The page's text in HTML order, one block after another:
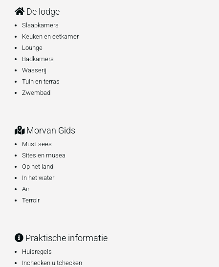
De lodge
Slaapkamers
Keuken en eetkamer
Lounge
Badkamers
Wasserij
Tuin en terras
Zwembad
Morvan Gids
Must-sees
Sites en musea
Op het land
In het water
Air
Terroir
Praktische informatie
Huisregels
Inchecken uitchecken